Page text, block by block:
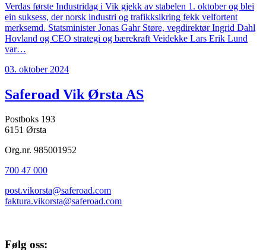
Verdas første Industridag i Vik gjekk av stabelen 1. oktober og blei
ein suksess, der norsk industri og trafikksikring fekk velfortent
merksemd. Statsminister Jonas Gahr Støre, vegdirektør Ingrid Dahl
Hovland og CEO strategi og bærekraft Veidekke Lars Erik Lund
var…
03. oktober 2024
Saferoad Vik Ørsta AS
Postboks 193
6151 Ørsta
Org.nr. 985001952
700 47 000
post.vikorsta@saferoad.com
faktura.vikorsta@saferoad.com
Følg oss: